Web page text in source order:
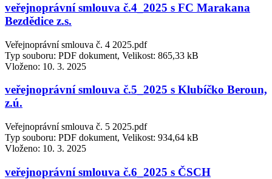
veřejnoprávní smlouva č.4_2025 s FC Marakana
Bezdědice z.s.
Veřejnoprávní smlouva č. 4 2025.pdf
Typ souboru: PDF dokument, Velikost: 865,33 kB
Vloženo: 10. 3. 2025
veřejnoprávní smlouva č.5_2025 s Klubíčko Beroun,
z.ú.
Veřejnoprávní smlouva č. 5 2025.pdf
Typ souboru: PDF dokument, Velikost: 934,64 kB
Vloženo: 10. 3. 2025
veřejnoprávní smlouva č.6_2025 s ČSCH